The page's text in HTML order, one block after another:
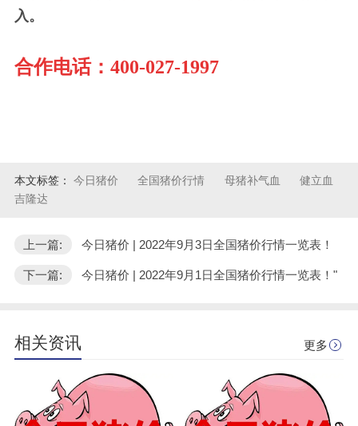
入。
合作电话：400-027-1997
本文标签： 今日猪价 全国猪价行情 母猪补气血
健立血
吉隆达
上一篇: 今日猪价 | 2022年9月3日全国猪价行情一览表！
下一篇: 今日猪价 | 2022年9月1日全国猪价行情一览表！"
相关资讯 更多